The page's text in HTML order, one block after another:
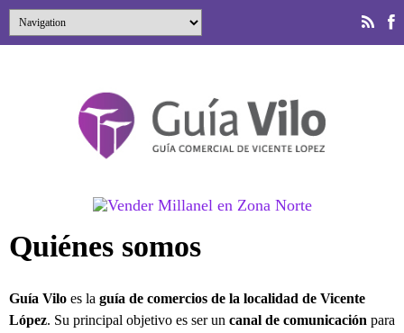
Quiénes somos
Guía Vilo es la guía de comercios de la localidad de Vicente
López. Su principal objetivo es ser un canal de comunicación para